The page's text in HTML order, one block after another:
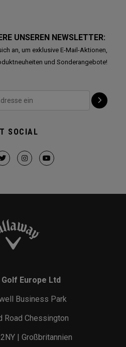
UNSEREN NEWSLETTER:
an, um exklusive E-Mail-Aktionen,
und Sonderangebote!
SOCIAL
Golf Europe Ltd
Business Park
Road Chessington
| Großbritannien